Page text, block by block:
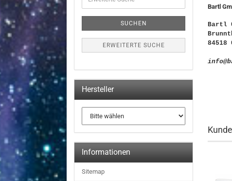
Bartl
Bartl
84518
Suche
SUCHEN
ERWEITERTE SUCHE
Hersteller
Informationen
Sitemap